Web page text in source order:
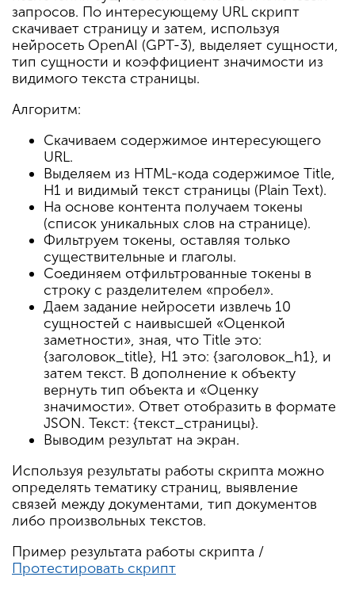
запросов. По интересующему URL скрипт
скачивает страницу и затем, используя
нейросеть OpenAI (GPT-3), выделяет сущности,
тип сущности и коэффициент значимости из
видимого текста страницы.
Алгоритм:
Скачиваем содержимое интересующего
URL.
Выделяем из HTML-кода содержимое Title,
H1 и видимый текст страницы (Plain Text).
На основе контента получаем токены
(список уникальных слов на странице).
Фильтруем токены, оставляя только
существительные и глаголы.
Соединяем отфильтрованные токены в
строку с разделителем «пробел».
Даем задание нейросети извлечь 10
сущностей с наивысшей «Оценкой
заметности», зная, что Title это:
{заголовок_title}, H1 это: {заголовок_h1}, и
затем текст. В дополнение к объекту
вернуть тип объекта и «Оценку
значимости». Ответ отобразить в формате
JSON. Текст: {текст_страницы}.
Выводим результат на экран.
Используя результаты работы скрипта можно
определять тематику страниц, выявление
связей между документами, тип документов
либо произвольных текстов.
Пример результата работы скрипта /
Протестировать скрипт